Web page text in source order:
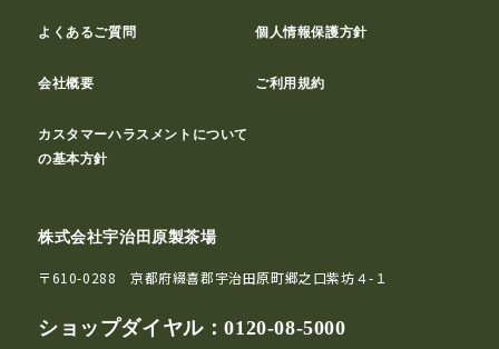
よくあるご質問 個人情報保護方針
会社概要 ご利用規約
カスタマーハラスメントについて
の基本方針
株式会社宇治田原製茶場
〒610-0288 京都府綴喜郡宇治田原町郷之口紫坊４-１
ショップダイヤル：0120-08-5000